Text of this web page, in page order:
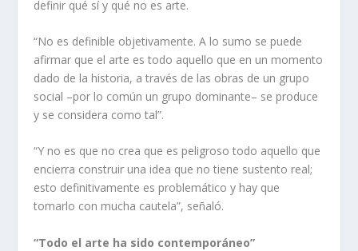
definir qué sí y qué no es arte.
“No es definible objetivamente. A lo sumo se puede
afirmar que el arte es todo aquello que en un momento
dado de la historia, a través de las obras de un grupo
social –por lo común un grupo dominante– se produce
y se considera como tal”.
“Y no es que no crea que es peligroso todo aquello que
encierra construir una idea que no tiene sustento real;
esto definitivamente es problemático y hay que
tomarlo con mucha cautela”, señaló.
“Todo el arte ha sido contemporáneo”